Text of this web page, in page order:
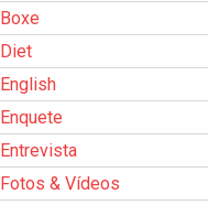
Boxe
Diet
English
Enquete
Entrevista
Fotos & Vídeos